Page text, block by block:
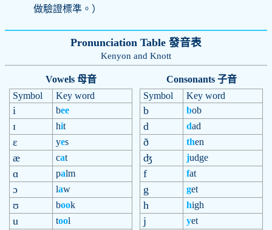
做驗證標準。）
Pronunciation Table 發音表
Kenyon and Knott
Vowels 母音
Symbol
Key word
i bee
ɪ hit
ɛ yes
æ cat
ɑ palm
ɔ law
ʊ book
u tool
Consonants 子音
Symbol
Key word
b bob
d dad
ð then
ʤ judge
f fat
g get
h high
j yet